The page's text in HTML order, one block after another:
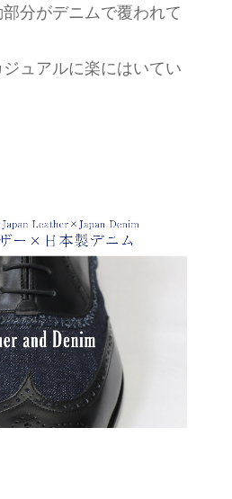
分がデニムで覆われて
ュアルに楽にはいてい